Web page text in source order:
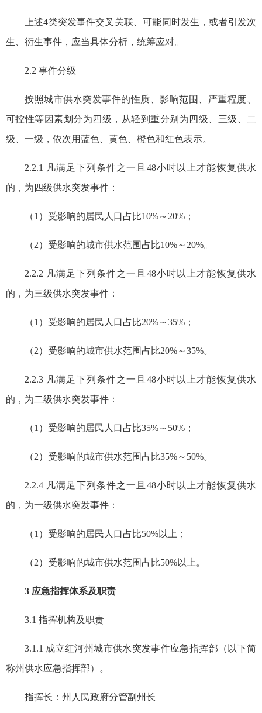
上述4类突发事件交叉关联、可能同时发生，或者引发次
生、衍生事件，应当具体分析，统筹应对。
2.2 事件分级
按照城市供水突发事件的性质、影响范围、严重程度、
可控性等因素划分为四级，从轻到重分别为四级、三级、二
级、一级，依次用蓝色、黄色、橙色和红色表示。
2.2.1 凡满足下列条件之一且48小时以上才能恢复供水
的，为四级供水突发事件：
（1）受影响的居民人口占比10%～20%；
（2）受影响的城市供水范围占比10%～20%。
2.2.2 凡满足下列条件之一且48小时以上才能恢复供水
的，为三级供水突发事件：
（1）受影响的居民人口占比20%～35%；
（2）受影响的城市供水范围占比20%～35%。
2.2.3 凡满足下列条件之一且48小时以上才能恢复供水
的，为二级供水突发事件：
（1）受影响的居民人口占比35%～50%；
（2）受影响的城市供水范围占比35%～50%。
2.2.4 凡满足下列条件之一且48小时以上才能恢复供水
的，为一级供水突发事件：
（1）受影响的居民人口占比50%以上；
（2）受影响的城市供水范围占比50%以上。
3 应急指挥体系及职责
3.1 指挥机构及职责
3.1.1 成立红河州城市供水突发事件应急指挥部（以下简
称州供水应急指挥部）。
指挥长：州人民政府分管副州长